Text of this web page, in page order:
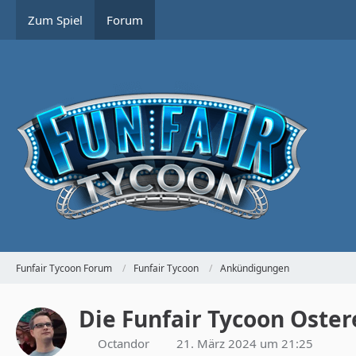
Zum Spiel Forum
Funfair Tycoon Forum Funfair Tycoon Ankündigungen
Die Funfair Tycoon
Octandor 21. März 2024 um 21:25